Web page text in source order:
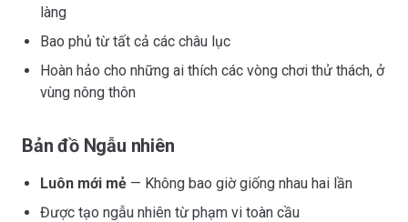
làng
Bao phủ từ tất cả các châu lục
Hoàn hảo cho những ai thích các vòng chơi thử thách, ở
vùng nông thôn
Bản đồ Ngẫu nhiên
Luôn mới mẻ — Không bao giờ giống nhau hai lần
Được tạo ngẫu nhiên từ phạm vi toàn cầu